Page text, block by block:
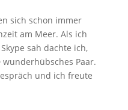
sich schon immer
am Meer. Als ich
sah dachte ich,
Paar.
und ich freute